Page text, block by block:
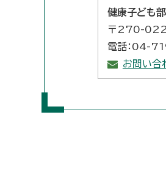
健康子ども
〒270-
電話：04-
お問い合